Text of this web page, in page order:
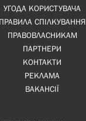
УГОДА КОРИСТУВАЧА
ПРАВИЛА СПІЛКУВАННЯ
ПРАВОВЛАСНИКАМ
ПАРТНЕРИ
КОНТАКТИ
РЕКЛАМА
ВАКАНСІЇ